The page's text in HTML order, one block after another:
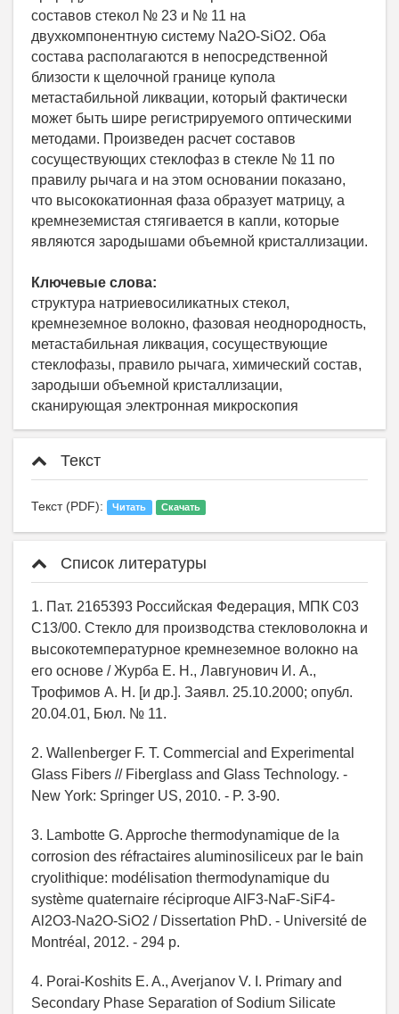
составов стекол № 23 и № 11 на
двухкомпонентную систему Na2O-SiO2. Оба
состава располагаются в непосредственной
близости к щелочной границе купола
метастабильной ликвации, который фактически
может быть шире регистрируемого оптическими
методами. Произведен расчет составов
сосуществующих стеклофаз в стекле № 11 по
правилу рычага и на этом основании показано,
что высококатионная фаза образует матрицу, а
кремнеземистая стягивается в капли, которые
являются зародышами объемной кристаллизации.
Ключевые слова:
структура натриевосиликатных стекол,
кремнеземное волокно, фазовая неоднородность,
метастабильная ликвация, сосуществующие
стеклофазы, правило рычага, химический состав,
зародыши объемной кристаллизации,
сканирующая электронная микроскопия
Текст
Текст (PDF): Читать Скачать
Список литературы
1. Пат. 2165393 Российская Федерация, МПК С03
С13/00. Cтекло для производства стекловолокна и
высокотемпературное кремнеземное волокно на
его основе / Журба Е. Н., Лавгунович И. А.,
Трофимов А. Н. [и др.]. Заявл. 25.10.2000; опубл.
20.04.01, Бюл. № 11.
2. Wallenberger F. T. Commercial and Experimental
Glass Fibers // Fiberglass and Glass Technology. -
New York: Springer US, 2010. - P. 3-90.
3. Lambotte G. Approche thermodynamique de la
corrosion des réfractaires aluminosiliceux par le bain
cryolithique: modélisation thermodynamique du
système quaternaire réciproque AlF3-NaF-SiF4-
Al2O3-Na2O-SiO2 / Dissertation PhD. - Université de
Montréal, 2012. - 294 р.
4. Porai-Koshits E. A., Averjanov V. I. Primary and
Secondary Phase Separation of Sodium Silicate